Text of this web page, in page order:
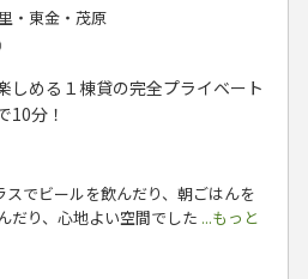
・東金・茂原
める１棟貸の完全プライベート
10分！
スでビールを飲んだり、朝ごはんを
だり、心地よい空間でした ...もっと